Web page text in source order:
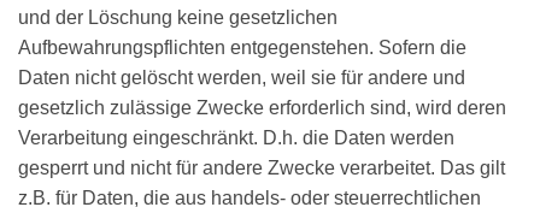
und der Löschung keine gesetzlichen
Aufbewahrungspflichten entgegenstehen. Sofern die
Daten nicht gelöscht werden, weil sie für andere und
gesetzlich zulässige Zwecke erforderlich sind, wird deren
Verarbeitung eingeschränkt. D.h. die Daten werden
gesperrt und nicht für andere Zwecke verarbeitet. Das gilt
z.B. für Daten, die aus handels- oder steuerrechtlichen